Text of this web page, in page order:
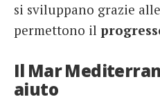
si sviluppano grazie
permettono il
Il Mar
aiuto